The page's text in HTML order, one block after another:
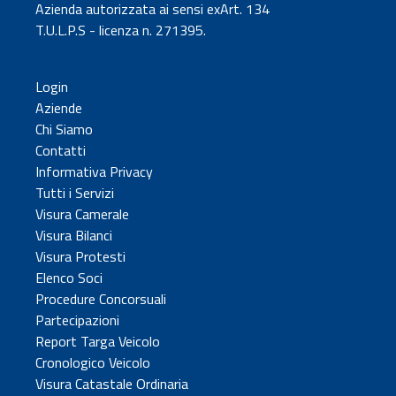
Azienda autorizzata ai sensi exArt. 134
T.U.L.P.S - licenza n. 271395.
Login
Aziende
Chi Siamo
Contatti
Informativa Privacy
Tutti i Servizi
Visura Camerale
Visura Bilanci
Visura Protesti
Elenco Soci
Procedure Concorsuali
Partecipazioni
Report Targa Veicolo
Cronologico Veicolo
Visura Catastale Ordinaria